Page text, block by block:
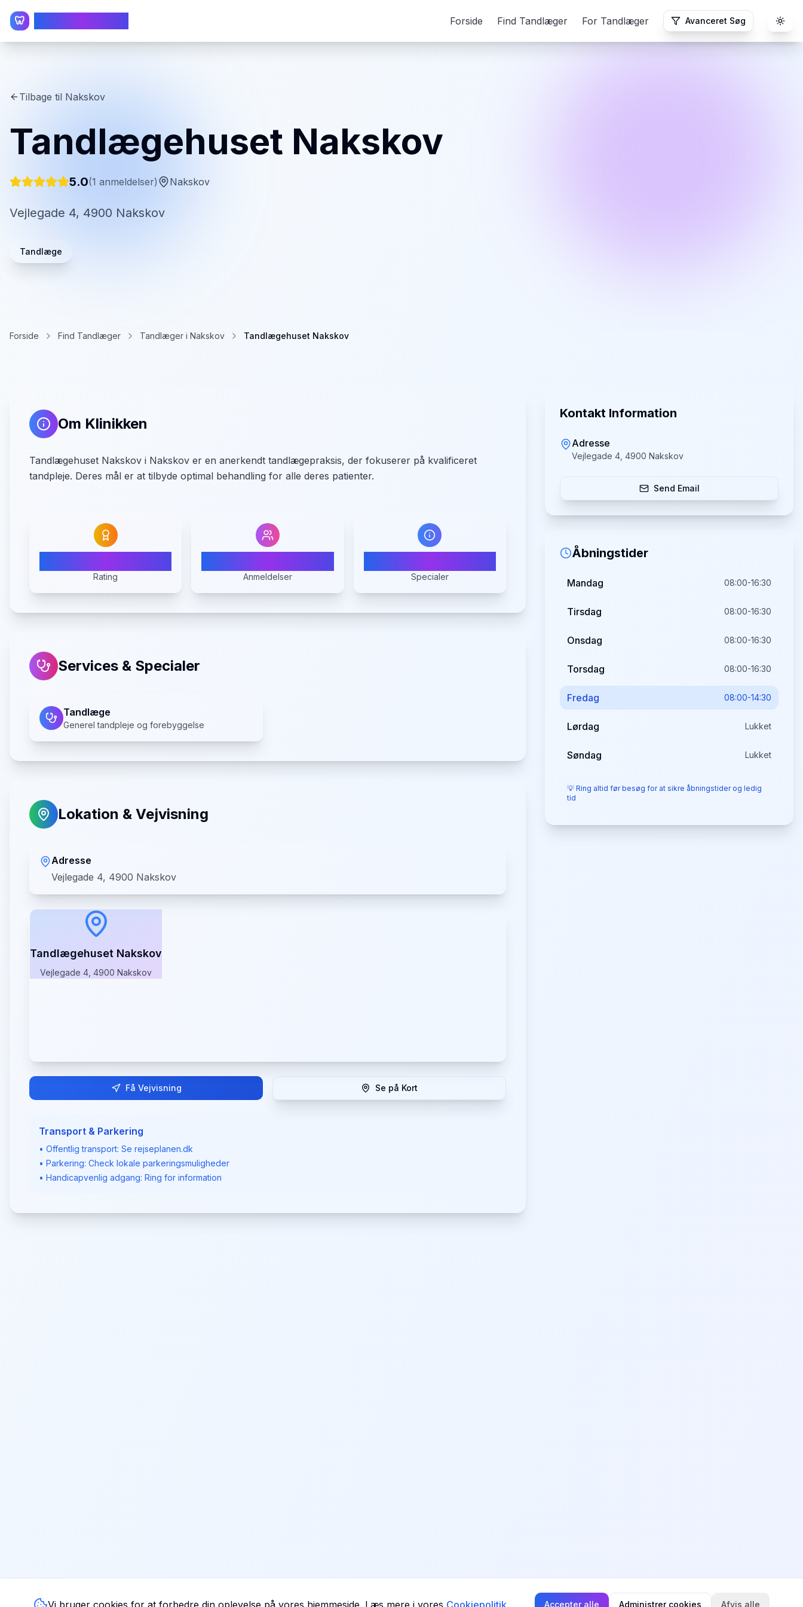
🦷 Forside Find Tandlæger For Tandlæger Avanceret Søg
Tilbage til Nakskov
Tandlægehuset Nakskov
5.0(1 anmeldelser) Nakskov
Vejlegade 4, 4900 Nakskov
Tandlæge
Forside Find Tandlæger Tandlæger i Nakskov Tandlægehuset Nakskov
Om Klinikken
Tandlægehuset Nakskov i Nakskov er en anerkendt tandlægepraksis, der fokuserer på kvalificeret
tandpleje. Deres mål er at tilbyde optimal behandling for alle deres patienter.
Rating Anmeldelser Specialer
Services & Specialer
Tandlæge
Generel tandpleje og forebyggelse
Lokation & Vejvisning
Adresse
Vejlegade 4, 4900 Nakskov
Tandlægehuset Nakskov
Vejlegade 4, 4900 Nakskov
Få Vejvisning Se på Kort
Transport & Parkering
• Offentlig transport: Se rejseplanen.dk
• Parkering: Check lokale parkeringsmuligheder
• Handicapvenlig adgang: Ring for information
Kontakt Information
Adresse
Vejlegade 4, 4900 Nakskov
Send Email
Åbningstider
Mandag 08:00-16:30
Tirsdag 08:00-16:30
Onsdag 08:00-16:30
Torsdag 08:00-16:30
Fredag 08:00-14:30
Lørdag Lukket
Søndag Lukket
💡 Ring altid før besøg for at sikre åbningstider og ledig
tid
Vi bruger cookies for at forbedre din oplevelse på vores hjemmeside. Læs mere i vores Cookiepolitik. Accepter alle Administrer cookies Afvis alle